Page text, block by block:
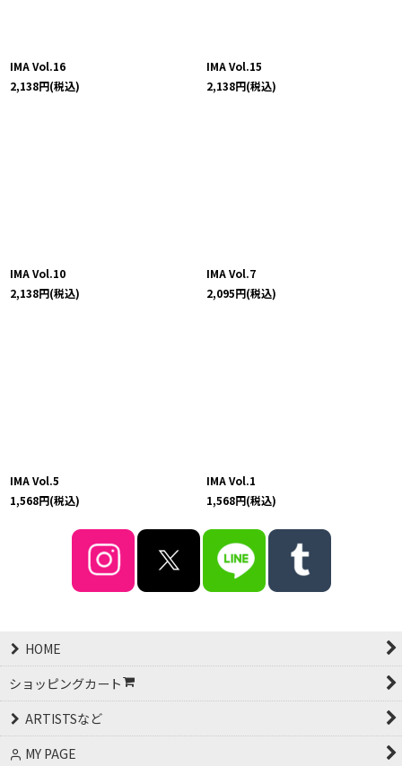
IMA Vol.16
2,138円(税込)
IMA Vol.15
2,138円(税込)
IMA Vol.10
2,138円(税込)
IMA Vol.7
2,095円(税込)
IMA Vol.5
1,568円(税込)
IMA Vol.1
1,568円(税込)
HOME
ショッピングカート
ARTISTSなど
MY PAGE